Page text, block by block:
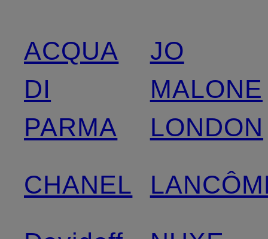
ACQUA
DI
PARMA
CHANEL
JO
MALONE
LONDON